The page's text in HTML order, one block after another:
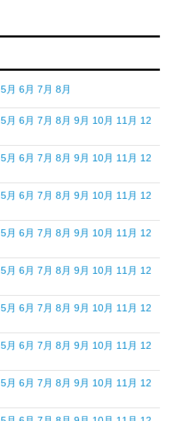
5月 6月 7月 8月
5月 6月 7月 8月 9月 10月 11月 12
5月 6月 7月 8月 9月 10月 11月 12
5月 6月 7月 8月 9月 10月 11月 12
5月 6月 7月 8月 9月 10月 11月 12
5月 6月 7月 8月 9月 10月 11月 12
5月 6月 7月 8月 9月 10月 11月 12
5月 6月 7月 8月 9月 10月 11月 12
5月 6月 7月 8月 9月 10月 11月 12